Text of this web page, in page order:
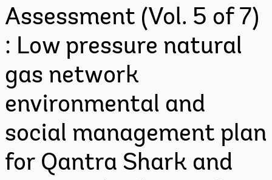
Assessment (Vol. 5 of 7)
: Low pressure natural
gas network
environmental and
social management plan
for Qantra Shark and